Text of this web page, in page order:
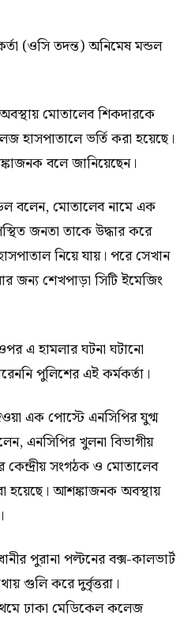
(ওসি তদন্ত) অনিমেষ মন্ডল
মোতালেব শিকদারকে
হাসপাতালে ভর্তি করা হয়েছে।
বলে জানিয়েছেন।
বলেন, মোতালেব নামে এক
জনতা তাকে উদ্ধার করে
নিয়ে যায়। পরে সেখান
জন্য শেখপাড়া সিটি ইমেজিং
এ হামলার ঘটনা ঘটানো
পুলিশের এই কর্মকর্তা।
এক পোস্টে এনসিপির যুগ্ম
এনসিপির খুলনা বিভাগীয়
কেন্দ্রীয় সংগঠক ও মোতালেব
আশঙ্কাজনক অবস্থায়
পুরানা পল্টনের বক্স-কালভার্ট
গুলি করে দুর্বৃত্তরা।
ঢাকা মেডিকেল কলেজ